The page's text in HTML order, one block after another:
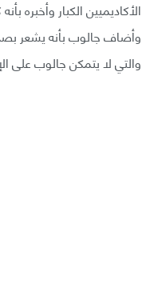
الأكاديميين الكبار وأخبره
وأضاف جالوب بأنه يشعر
والتي لا يتمكن جالوب على